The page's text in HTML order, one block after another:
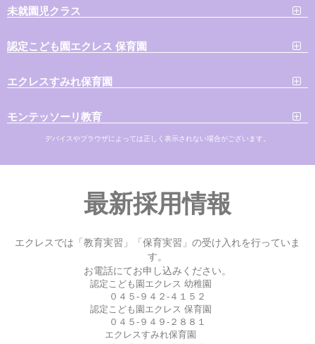
未就園児クラス
認定こども園エクレス 保育園
エクレスすみれ保育園
モンテッソーリ教育
デバイスやブラウザによっては正しく表示されない場合がございます。
最新採用情報
エクレスでは「教育実習」「保育実習」の受け入れを行っていま
す。
お電話にてお申し込みください。
認定こども園エクレス 幼稚園
０４５-９４２-４１５２
認定こども園エクレス 保育園
０４５-９４９-２８８１
エクレスすみれ保育園